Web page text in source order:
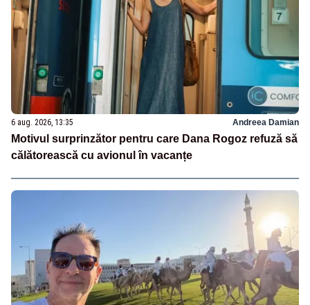
6 aug. 2026, 13:35 Andreea Damian
Motivul surprinzător pentru care Dana Rogoz refuză să
călătorească cu avionul în vacanțe